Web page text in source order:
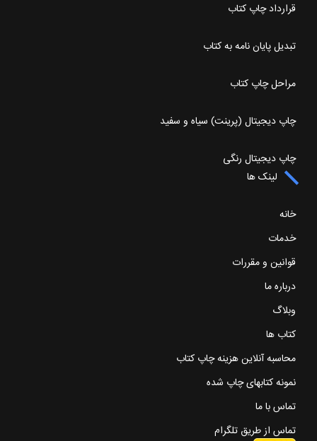
قرارداد چاپ کتاب
تبدیل پایان نامه به کتاب
مراحل چاپ کتاب
چاپ دیجیتال (پرینت) سیاه و سفید
چاپ دیجیتال رنگی
لینک ها
خانه
خدمات
قوانین و مقررات
درباره ما
وبلاگ
کتاب ها
محاسبه آنلاین هزینه چاپ کتاب
نمونه کتابهای چاپ شده
تماس با ما
تماس از طریق تلگرام